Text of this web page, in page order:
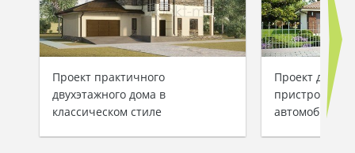
Проект практичного
двухэтажного дома в
классическом стиле
Проект
автомобиля